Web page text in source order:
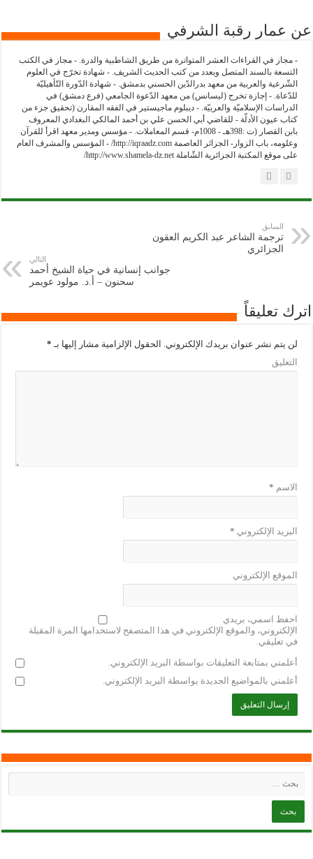
عن عمار رقبة الشرفي
- مجاز في القراءات العشر المتواترة من طريق الشاطبية والدرة. - مجاز في الكتب
التسعة بالسند المتصل وبعدد من كتب الحديث الشريف. - شهادة تخرّج في العلوم
الشّرعية والعربية من معهد بدرالدّين الحسني بدمشق. - شهادة الدّورة التّأهيليّة
للدّعاة. - إجازة تخرج (ليسانس) من معهد الدّعوة الجامعي (فرع دمشق) في
الدراسات الإسلاميّة والعربيّة. - ديبلوم ماجيستير في الفقه المقارن (تحقيق جزء من
كتاب عيون الأدلّة - للقاضي أبي الحسن علي بن أحمد المالكي البغدادي المعروف
بابن القصار (ت :398هـ - 1008م- قسم المعاملات. - مؤسس ومدير معهد اقرأ للقرآن
وعلومه، باب الزوار- الجزائر العاصمة http://iqraadz.com/ - المؤسس والمشرف العام
على موقع المكتبة الجزائرية الشّاملة http://www.shamela-dz.net/
السابق
ترجمة الشاعر عبد الكريم العقون
الجزائري
التالي
جوانب إنسانية في حياة الشيخ أحمد
سحنون – أ.د. مولود عويمر
اترك تعليقاً
لن يتم نشر عنوان بريدك الإلكتروني. الحقول الإلزامية مشار إليها بـ *
التعليق
الاسم *
البريد الإلكتروني *
الموقع الإلكتروني
احفظ اسمي، بريدي
الإلكتروني، والموقع الإلكتروني في هذا المتصفح لاستخدامها المرة المقبلة
في تعليقي.
أعلمني بمتابعة التعليقات بواسطة البريد الإلكتروني.
أعلمني بالمواضيع الجديدة بواسطة البريد الإلكتروني.